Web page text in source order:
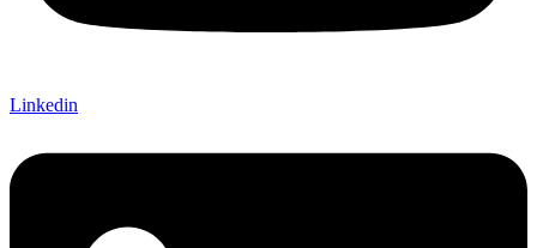
Linkedin